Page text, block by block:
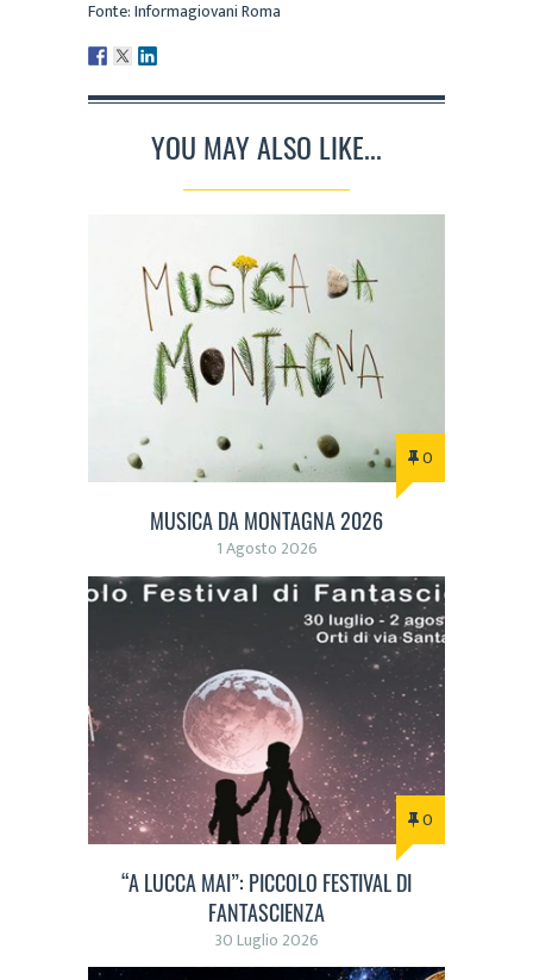
Fonte: Informagiovani Roma
YOU MAY ALSO LIKE...
0
MUSICA DA MONTAGNA 2026
1 Agosto 2026
0
“A LUCCA MAI”: PICCOLO FESTIVAL DI
FANTASCIENZA
30 Luglio 2026